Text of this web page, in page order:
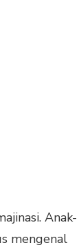
Anak-
mengenal